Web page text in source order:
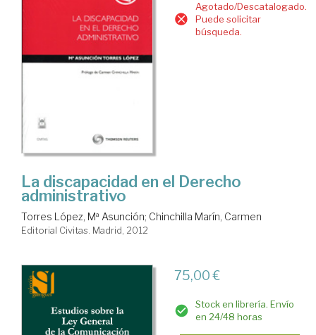
Agotado/Descatalogado.
Puede solicitar
búsqueda.
La discapacidad en el Derecho
administrativo
Torres López, Mª Asunción; Chinchilla Marín, Carmen
Editorial Civitas. Madrid, 2012
75,00 €
Stock en librería. Envío
en 24/48 horas